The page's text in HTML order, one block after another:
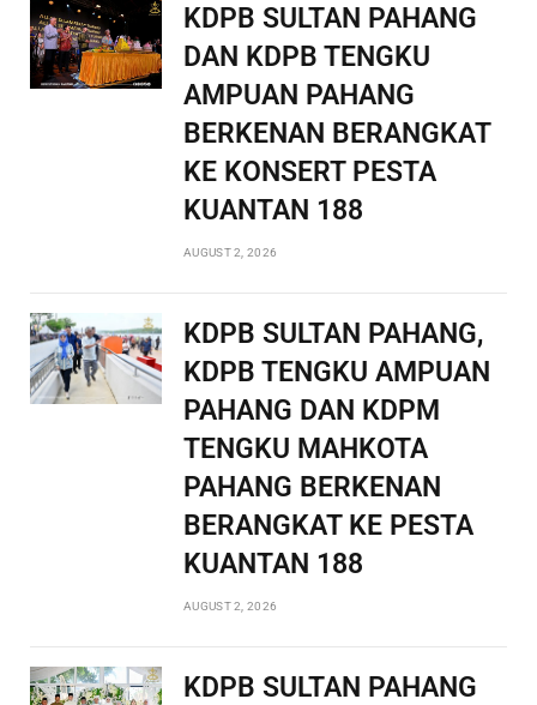
KDPB SULTAN PAHANG
DAN KDPB TENGKU
AMPUAN PAHANG
BERKENAN BERANGKAT
KE KONSERT PESTA
KUANTAN 188
AUGUST 2, 2026
KDPB SULTAN PAHANG,
KDPB TENGKU AMPUAN
PAHANG DAN KDPM
TENGKU MAHKOTA
PAHANG BERKENAN
BERANGKAT KE PESTA
KUANTAN 188
AUGUST 2, 2026
KDPB SULTAN PAHANG